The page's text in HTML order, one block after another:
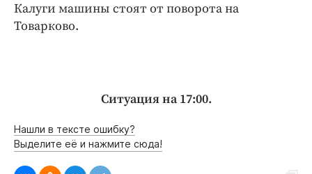
Калуги машины стоят от поворота на
Товарково.
Ситуация на 17:00.
Нашли в тексте ошибку?
Выделите её и нажмите сюда!